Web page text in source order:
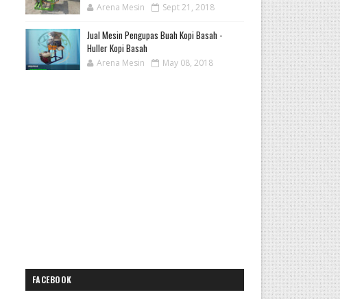
Arena Mesin Sept 21, 2018
Jual Mesin Pengupas Buah Kopi Basah -
Huller Kopi Basah
Arena Mesin May 08, 2018
FACEBOOK